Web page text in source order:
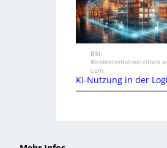
Bild:
©iridescentstreet/
com
KI-Nutzung in der